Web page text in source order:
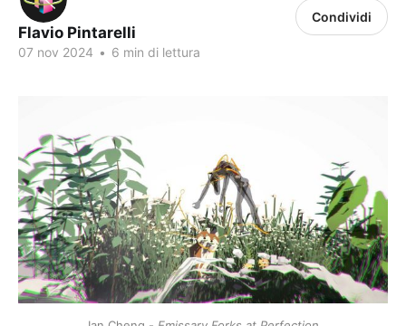
Flavio Pintarelli
07 nov 2024 • 6 min di lettura
Condividi